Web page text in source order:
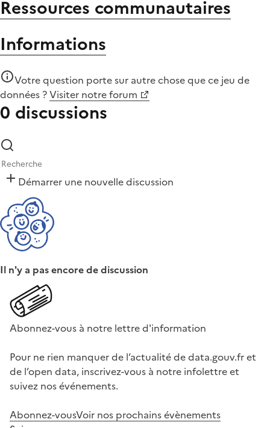
Ressources communautaires
Informations
Votre question porte sur autre chose quece jeu de
données ?Visiter notre forum
0 discussions
Démarrer une nouvelle discussion
Il n'y a pas encore de discussion
Abonnez-vous à notre lettre d'information
Pour ne rien manquer de l’actualité de data.gouv.fr et
de l’open data, inscrivez-vous à notre infolettre et
suivez nos événements.
Abonnez-vousVoir nos prochains évènements